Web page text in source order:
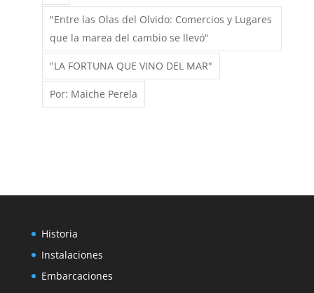
"Entre las Olas del Olvido: Comercios y Lugares
que la marea del cambio se llevó"
"LA FORTUNA QUE VINO DEL MAR"
Por: Maiche Perela
Historia
Instalaciones
Embarcaciones